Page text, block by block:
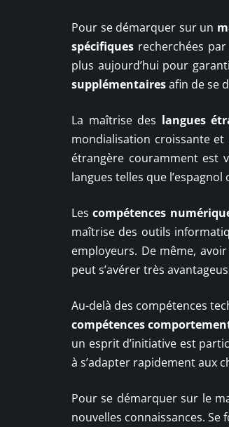
Pour se démarquer sur un
spécifiques recherchées
plus aujourd’hui pour
supplémentairesafin de se
La maîtrise des langues
mondialisation croissante
étrangère couramment est
langues telles que
Lescompétences
maîtrise des outils
employeurs. De même,
peut s’avérer très
Au-delà des compétences
compétences
un esprit d’initiative est
à s’adapter rapidement aux
Pour se démarquer sur le
nouvelles connaissances.